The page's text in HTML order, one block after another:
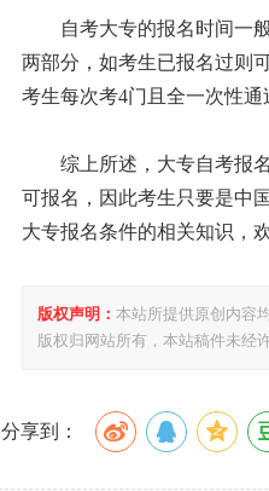
自考大专的报名时间一
两部分，如考生已报名过则
考生每次考4门且全一次性
综上所述，大专自考报
可报名，因此考生只要是中
大专报名条件的相关知识，
版权声明： 本站所提供原创内容
版权归网站所有，本站稿件未经
分享到：